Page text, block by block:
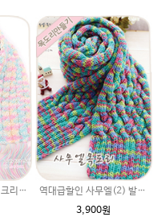
역대급할인 샐리(A) 크리스마스선물 옥스퍼드 꽈배기손뜨개질목도리뜨기
역대급할인 사무엘(2) 발렌타인데이 선물 옥스퍼드 손뜨개질목도리뜨기
3,900원